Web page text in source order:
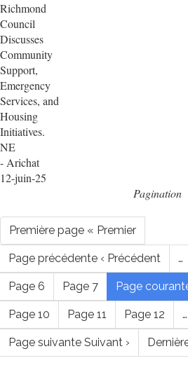
Richmond
Council
Discusses
Community
Support,
Emergency
Services, and
Housing
Initiatives.
NE
- Arichat
12-juin-25
Pagination
Première page « Premier
Page précédente ‹ Précédent …
Page 6 Page 7 Page
Page 10 Page 11 Page 12 …
Page suivante Suivant ›